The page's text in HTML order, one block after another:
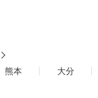
熊本
大分